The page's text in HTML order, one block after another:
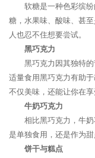
软糖是一种色彩缤
糖，水果味、酸味、甚
人也忍不住想要尝试。
黑巧克力
黑巧克力因其独特
适量食用黑巧克力有助
不仅美味，还能让你在享
牛奶巧克力
相比黑巧克力，牛
是单独食用，还是作为
饼干与糕点